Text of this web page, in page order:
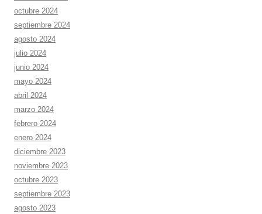
octubre 2024
septiembre 2024
agosto 2024
julio 2024
junio 2024
mayo 2024
abril 2024
marzo 2024
febrero 2024
enero 2024
diciembre 2023
noviembre 2023
octubre 2023
septiembre 2023
agosto 2023